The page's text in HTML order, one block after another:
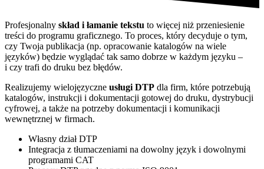
Profesjonalny skład i łamanie tekstu to więcej niż przeniesienie
treści do programu graficznego. To proces, który decyduje o tym,
czy Twoja publikacja (np. opracowanie katalogów na wiele
języków) będzie wyglądać tak samo dobrze w każdym języku –
i czy trafi do druku bez błędów.
Realizujemy wielojęzyczne usługi DTP dla firm, które potrzebują
katalogów, instrukcji i dokumentacji gotowej do druku, dystrybucji
cyfrowej, a także na potrzeby dokumentacji i komunikacji
wewnętrznej w firmach.
Własny dział DTP
Integracja z tłumaczeniami na dowolny język i dowolnymi
programami CAT